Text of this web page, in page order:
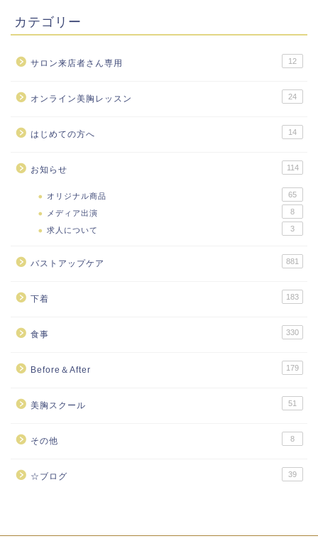
カテゴリー
サロン来店者さん専用 12
オンライン美胸レッスン 24
はじめての方へ 14
お知らせ 114
オリジナル商品 65
メディア出演 8
求人について 3
バストアップケア 881
下着 183
食事 330
Before＆After 179
美胸スクール 51
その他 8
☆ブログ 39